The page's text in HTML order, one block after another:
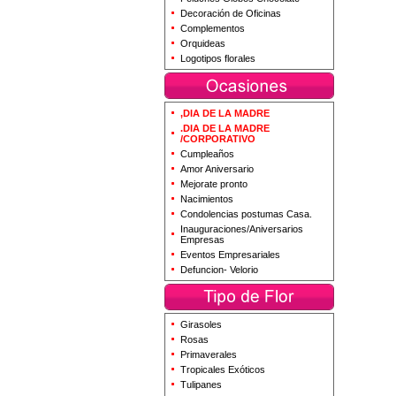
Decoración de Oficinas
Complementos
Orquideas
Logotipos florales
,DIA DE LA MADRE
.DIA DE LA MADRE
/CORPORATIVO
Cumpleaños
Amor Aniversario
Mejorate pronto
Nacimientos
Condolencias postumas Casa.
Inauguraciones/Aniversarios
Empresas
Eventos Empresariales
Defuncion- Velorio
Girasoles
Rosas
Primaverales
Tropicales Exóticos
Tulipanes